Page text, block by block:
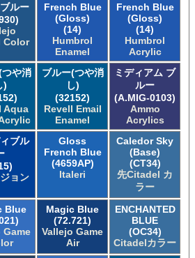
ルー
Color
French Blue
(Gloss)
(14)
Humbrol
Enamel
French Blue
(Gloss)
(14)
Humbrol
Acrylic
や消
)
Aqua
ブルー(つや消
し)
(32152)
Revell Email
Enamel
ミディアム ブ
ルー
(A.MIG-0103)
Ammo
Acrylics
ブル
ョン
Gloss
French Blue
(4659AP)
Italeri
Caledor Sky
(Base)
(CT34)
先Citadel カ
ラー
Blue
Game
Magic Blue
(72.721)
Vallejo Game
Air
ENCHANTED
BLUE
(OC34)
Citadelカラー